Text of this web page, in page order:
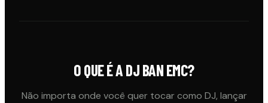
O QUE É A DJ BAN EMC?
Não importa onde você quer tocar como DJ, lançar